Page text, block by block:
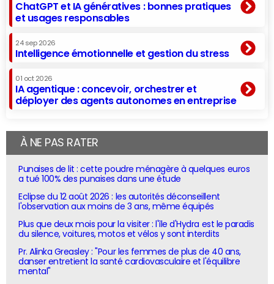
ChatGPT et IA génératives : bonnes pratiques
et usages responsables
24 sep 2026
Intelligence émotionnelle et gestion du stress
01 oct 2026
IA agentique : concevoir, orchestrer et
déployer des agents autonomes en entreprise
À NE PAS RATER
Punaises de lit : cette poudre ménagère à quelques euros
a tué 100% des punaises dans une étude
Eclipse du 12 août 2026 : les autorités déconseillent
l'observation aux moins de 3 ans, même équipés
Plus que deux mois pour la visiter : l'île d'Hydra est le paradis
du silence, voitures, motos et vélos y sont interdits
Pr. Alinka Greasley : "Pour les femmes de plus de 40 ans,
danser entretient la santé cardiovasculaire et l'équilibre
mental"